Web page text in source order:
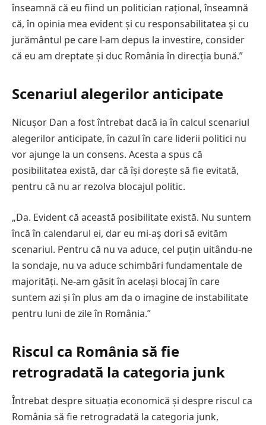
înseamnă că eu fiind un politician rațional, înseamnă
că, în opinia mea evident și cu responsabilitatea și cu
jurământul pe care l-am depus la investire, consider
că eu am dreptate și duc România în direcția bună.”
Scenariul alegerilor anticipate
Nicușor Dan a fost întrebat dacă ia în calcul scenariul
alegerilor anticipate, în cazul în care liderii politici nu
vor ajunge la un consens. Acesta a spus că
posibilitatea există, dar că își dorește să fie evitată,
pentru că nu ar rezolva blocajul politic.
„Da. Evident că această posibilitate există. Nu suntem
încă în calendarul ei, dar eu mi-aș dori să evităm
scenariul. Pentru că nu va aduce, cel puțin uitându-ne
la sondaje, nu va aduce schimbări fundamentale de
majorități. Ne-am găsit în același blocaj în care
suntem azi și în plus am da o imagine de instabilitate
pentru luni de zile în România.”
Riscul ca România să fie
retrogradată la categoria junk
Întrebat despre situația economică și despre riscul ca
România să fie retrogradată la categoria junk,